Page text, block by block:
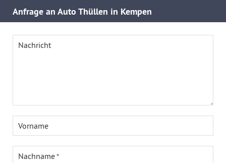
Anfrage an Auto Thüllen in Kempen
Nachricht
Vorname
Nachname